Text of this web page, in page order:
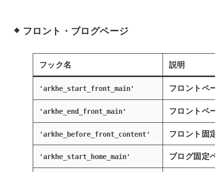
フロント・ブログページ
フック名 説明
'arkhe_start_front_main' フロントペー
'arkhe_end_front_main' フロントペー
'arkhe_before_front_content' フロント固定
'arkhe_start_home_main' ブログ固定ペ